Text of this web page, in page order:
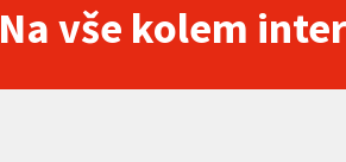
Na vše kolem